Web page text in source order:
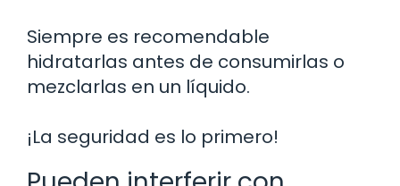
Siempre es recomendable
hidratarlas antes de consumirlas o
mezclarlas en un líquido.
¡La seguridad es lo primero!